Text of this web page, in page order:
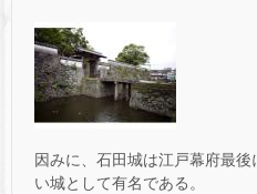
因みに、石田城は江戸幕府最
い城として有名である。